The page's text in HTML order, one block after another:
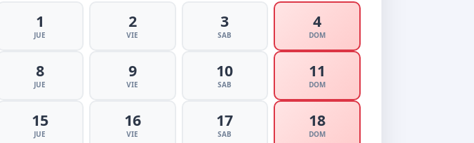
1
JUE
2
VIE
3
SAB
4
DOM
8
JUE
9
VIE
10
SAB
11
DOM
15
JUE
16
VIE
17
SAB
18
DOM